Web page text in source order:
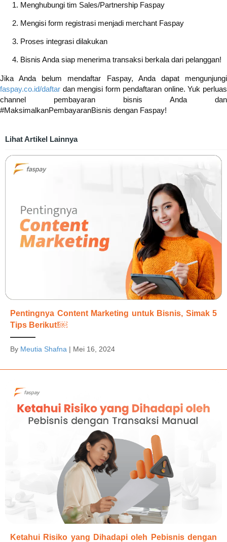
Menghubungi tim Sales/Partnership Faspay
Mengisi form registrasi menjadi merchant Faspay
Proses integrasi dilakukan
Bisnis Anda siap menerima transaksi berkala dari pelanggan!
Jika Anda belum mendaftar Faspay, Anda dapat mengunjungi
faspay.co.id/daftar dan mengisi form pendaftaran online. Yuk perluas
channel pembayaran bisnis Anda dan
#MaksimalkanPembayaranBisnis dengan Faspay!
Lihat Artikel Lainnya
Pentingnya Content Marketing untuk Bisnis, Simak 5
Tips Berikut!￼
By Meutia Shafna | Mei 16, 2024
Ketahui Risiko yang Dihadapi oleh Pebisnis dengan